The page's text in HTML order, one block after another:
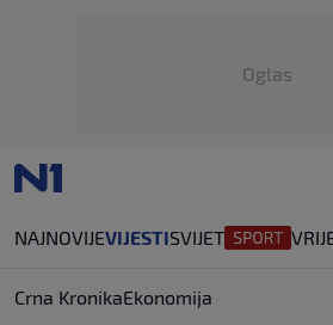
Oglas
NAJNOVIJEVIJESTISVIJET
Crna KronikaEkonomija